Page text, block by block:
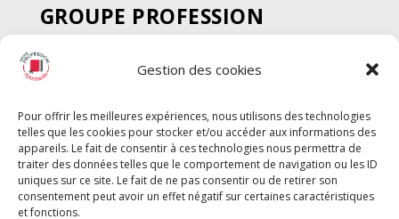
Gestion des cookies
Pour offrir les meilleures expériences, nous utilisons des technologies
telles que les cookies pour stocker et/ou accéder aux informations des
appareils. Le fait de consentir à ces technologies nous permettra de
traiter des données telles que le comportement de navigation ou les ID
uniques sur ce site. Le fait de ne pas consentir ou de retirer son
consentement peut avoir un effet négatif sur certaines caractéristiques
et fonctions.
GROUPE PROFESSION
SPECTACLE
Chèque Intermittents
Chèque Compta
Chèque Emploi Spectacle
G-Pods
Profession Audio-visuel